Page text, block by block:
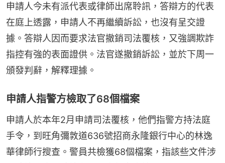
申請人今未有派代表或律師出席聆訊，答辯方的代表
在庭上透露，申請人不再繼續訴訟，也沒有呈交證
據。答辯人因而要求法官撤銷司法覆核，又強調欺詐
指控有強的表面證供。法官遂撤銷訴訟，並於下周一
頒發判辭，解釋理據。
申請人指警方檢取了68個檔案
申請人於本年2月申請司法覆核，他們指警方持法庭
手令，到旺角彌敦道636號招商永隆銀行中心的林逸
華律師行搜查。警員共檢獲68個檔案，指該些文件涉